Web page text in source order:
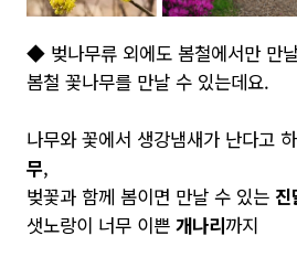
◆ 벚나무류 외에도 봄철에서만 만
봄철 꽃나무를 만날 수 있는데요.
나무와 꽃에서 생강냄새가 난다고
무,
벚꽃과 함께 봄이면 만날 수 있는 진
샛노랑이 너무 이쁜 개나리까지